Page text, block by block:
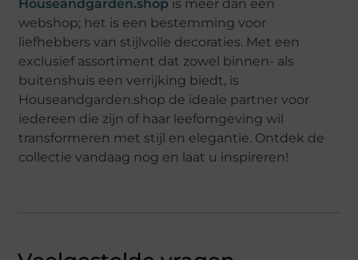
Houseandgarden.shop is meer dan een
webshop; het is een bestemming voor
liefhebbers van stijlvolle decoraties. Met een
exclusief assortiment dat zowel binnen- als
buitenshuis een verrijking biedt, is
Houseandgarden.shop de ideale partner voor
iedereen die zijn of haar leefomgeving wil
transformeren met stijl en elegantie. Ontdek de
collectie vandaag nog en laat u inspireren!